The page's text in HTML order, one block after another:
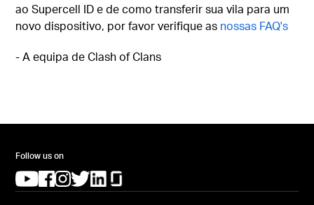
ao Supercell ID e de como transferir sua vila para um
novo dispositivo, por favor verifique as nossas FAQ's
- A equipa de Clash of Clans
Follow us on
(opens in a new tab)
(opens in a new tab)
(opens in a new tab)
(opens in a new tab)
(opens in a new tab)